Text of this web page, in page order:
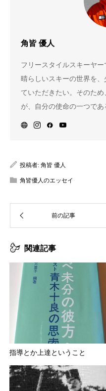
角皆 優人
フリースタイルスキーヤ
晴らしいスキーの世界を
ていただきたい。そのた
が、自分の使命の一つであ
投稿者: 角皆 優人
角皆優人のエッセイ
関連記事
指導とか上達ということ